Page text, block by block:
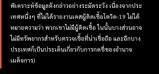
พิเคราะห์ข้อมูลดังกล่าวอย่างระมัดระวัง เนื่องจากประ
เทศหนึ่งๆ ที่ไม่ได้รายงานเคสผู้ติดเชื้อโควิด-19 ไม่ได้
หมายความว่า พวกเขาไม่มีผู้ติดเชื้อ ในนั้นบางส่วนอาจ
ไม่มีทรัพยากรสำหรับตรวจเชื้อที่น่าเชื่อถือ และอีกบาง
ประเทศก็เป็นประเด็นเกี่ยวกับการกดขี่ของอำนาจ
เผด็จการ)